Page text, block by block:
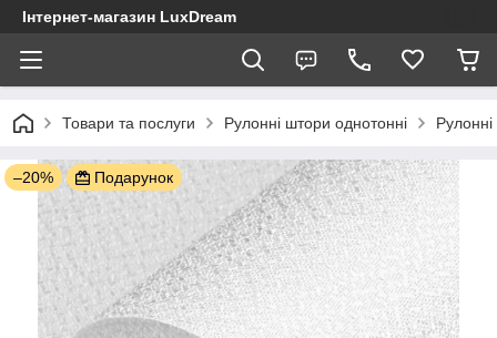
Інтернет-магазин LuxDream
Товари та послуги Рулонні штори однотонні
–20% Подарунок